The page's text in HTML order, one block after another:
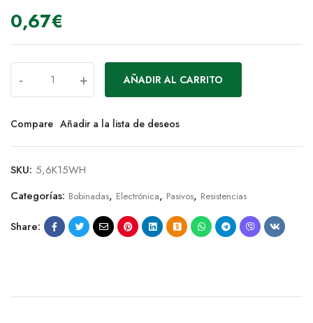
0,67€
- + AÑADIR AL CARRITO
Compare Añadir a la lista de deseos
SKU: 5,6K15WH
Categorías: Bobinadas, Electrónica, Pasivos, Resistencias
Share: